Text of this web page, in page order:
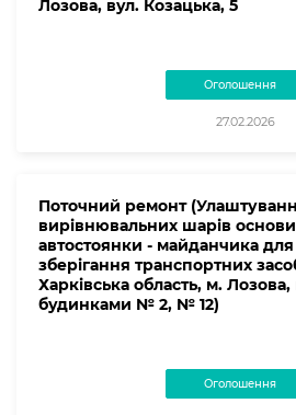
Лозова, вул. Козацька, 5
Оголошення
27.02.2026
Поточний ремонт
вирівнювальних шарів основи
автостоянки - майданчика
зберігання транспортних
Харківська область, м.
будинками № 2, № 12)
Оголошення